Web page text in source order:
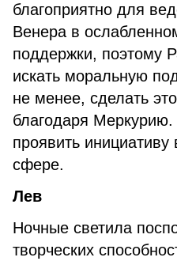
благоприятно для
Венера в
поддержки, поэтому
искать моральную
не менее, сделать
благодаря Меркурию.
проявить
сфере.
Лев
Ночные светила
творческих